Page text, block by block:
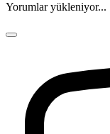
Yorumlar yükleniyor...